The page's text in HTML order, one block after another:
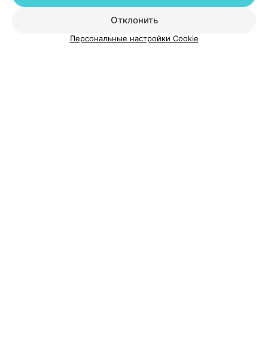
Добавить специалиста
Отклонить
Персональные настройки Cookie